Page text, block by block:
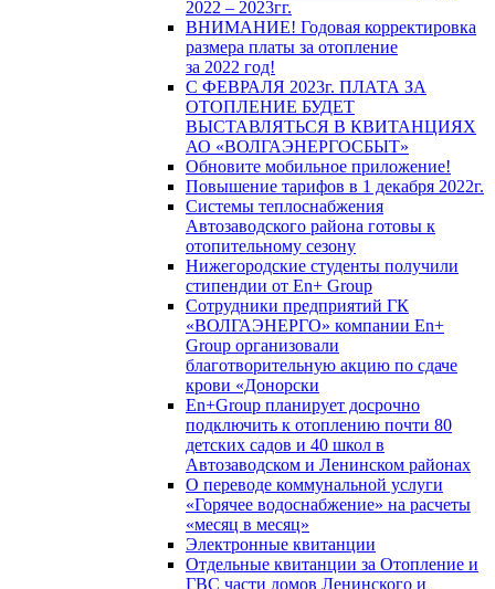
2022 – 2023гг.
ВНИМАНИЕ! Годовая корректировка
размера платы за отопление
за 2022 год!
С ФЕВРАЛЯ 2023г. ПЛАТА ЗА
ОТОПЛЕНИЕ БУДЕТ
ВЫСТАВЛЯТЬСЯ В КВИТАНЦИЯХ
АО «ВОЛГАЭНЕРГОСБЫТ»
Обновите мобильное приложение!
Повышение тарифов в 1 декабря 2022г.
Системы теплоснабжения
Автозаводского района готовы к
отопительному сезону
Нижегородские студенты получили
стипендии от En+ Group
Сотрудники предприятий ГК
«ВОЛГАЭНЕРГО» компании En+
Group организовали
благотворительную акцию по сдаче
крови «Донорски
En+Group планирует досрочно
подключить к отоплению почти 80
детских садов и 40 школ в
Автозаводском и Ленинском районах
О переводе коммунальной услуги
«Горячее водоснабжение» на расчеты
«месяц в месяц»
Электронные квитанции
Отдельные квитанции за Отопление и
ГВС части домов Ленинского и